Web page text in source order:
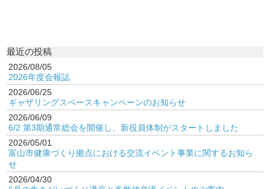
最近の投稿
2026/08/05
2026年度会報誌
2026/06/25
ギャザリングスペースキャンペーンのお知らせ
2026/06/09
6/2 第3期通常総会を開催し、新役員体制がスタートしました
2026/05/01
富山市健康づくり拠点における交流イベント事業に関するお知ら
せ
2026/04/30